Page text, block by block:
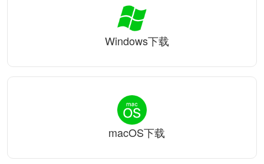
Windows下载
macOS下载